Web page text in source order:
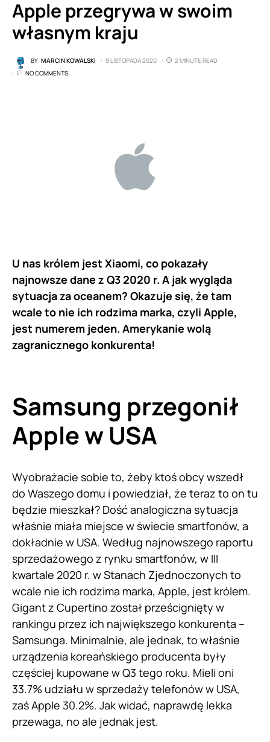
Apple przegrywa w swoim
własnym kraju
BY MARCIN KOWALSKI 9 LISTOPADA 2020
2 MINUTE READ
NO COMMENTS
U nas królem jest Xiaomi, co pokazały
najnowsze dane z Q3 2020 r. A jak wygląda
sytuacja za oceanem? Okazuje się, że tam
wcale to nie ich rodzima marka, czyli Apple,
jest numerem jeden. Amerykanie wolą
zagranicznego konkurenta!
Samsung przegonił
Apple w USA
Wyobrażacie sobie to, żeby ktoś obcy wszedł
do Waszego domu i powiedział, że teraz to on tu
będzie mieszkał? Dość analogiczna sytuacja
właśnie miała miejsce w świecie smartfonów, a
dokładnie w USA. Według najnowszego raportu
sprzedażowego z rynku smartfonów, w III
kwartale 2020 r. w Stanach Zjednoczonych to
wcale nie ich rodzima marka, Apple, jest królem.
Gigant z Cupertino został prześcignięty w
rankingu przez ich największego konkurenta –
Samsunga. Minimalnie, ale jednak, to właśnie
urządzenia koreańskiego producenta były
częściej kupowane w Q3 tego roku. Mieli oni
33.7% udziału w sprzedaży telefonów w USA,
zaś Apple 30.2%. Jak widać, naprawdę lekka
przewaga, no ale jednak jest.